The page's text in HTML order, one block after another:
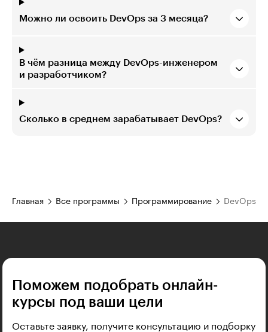
Можно ли освоить DevOps за 3 месяца?
В чём разница между DevOps-инженером
и разработчиком?
Сколько в среднем зарабатывает DevOps?
Главная Все программы Программирование DevOps
Поможем подобрать онлайн-
курсы под ваши цели
Оставьте заявку, получите консультацию и подборку